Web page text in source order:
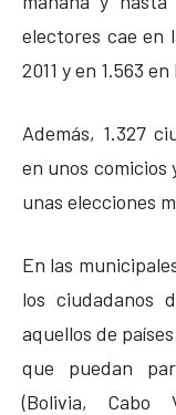
electores cae en
2011 y en 1.563
Además, 1.327
en unos comicios
unas elecciones
En las
los ciudadanos
aquellos de
que puedan
(Bolivia, Cabo